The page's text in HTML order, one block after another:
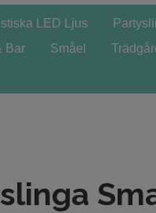
LED Ljus
Bar Småel